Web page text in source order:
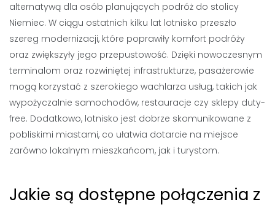
alternatywą dla osób planujących podróż do stolicy
Niemiec. W ciągu ostatnich kilku lat lotnisko przeszło
szereg modernizacji, które poprawiły komfort podróży
oraz zwiększyły jego przepustowość. Dzięki nowoczesnym
terminalom oraz rozwiniętej infrastrukturze, pasażerowie
mogą korzystać z szerokiego wachlarza usług, takich jak
wypożyczalnie samochodów, restauracje czy sklepy duty-
free. Dodatkowo, lotnisko jest dobrze skomunikowane z
pobliskimi miastami, co ułatwia dotarcie na miejsce
zarówno lokalnym mieszkańcom, jak i turystom.
Jakie są dostępne połączenia z